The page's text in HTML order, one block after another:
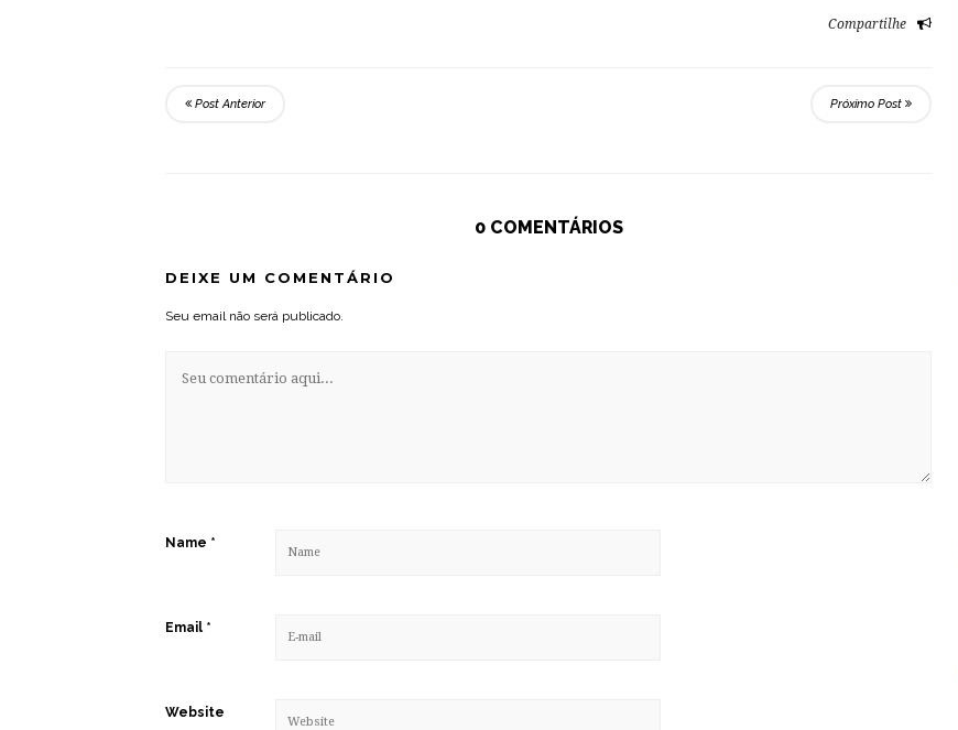
Compartilhe
Post Anterior Próximo Post
0 COMENTÁRIOS
DEIXE UM COMENTÁRIO
Seu email não será publicado.
Name *
Email *
Website